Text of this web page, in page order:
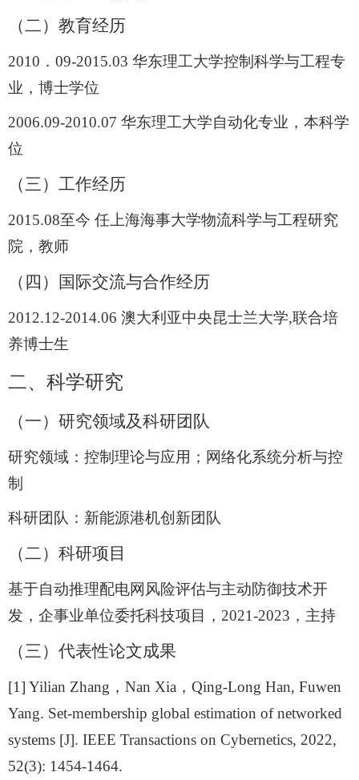
（二）教育经历
2010 ． 09-2015.03 华东理工大学控制科学与工程专
业，博士学位
2006.09-2010.07 华东理工大学自动化专业，本科学
位
（三）工作经历
2015.08至今 任上海海事大学物流科学与工程研究
院，教师
（四）国际交流与合作经历
2012.12-2014.06 澳大利亚中央昆士兰大学,联合培
养博士生
二、科学研究
（一）研究领域及科研团队
研究领域：控制理论与应用；网络化系统分析与控
制
科研团队：新能源港机创新团队
（二） 科研项目
基于自动推理配电网风险评估与主动防御技术开
发，企事业单位委托科技项目， 2021-2023 ，主持
（三） 代表性论文成果
[1] Yilian Zhang ， Nan Xia ， Qing-Long Han, Fuwen
Yang. Set-membership global estimation of networked
systems [J]. IEEE Transactions on Cybernetics, 2022,
52(3): 1454-1464.